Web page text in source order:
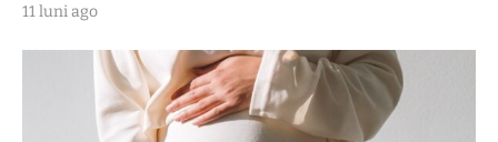
11 luni ago